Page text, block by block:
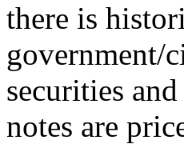
there is
government/
securities
notes are